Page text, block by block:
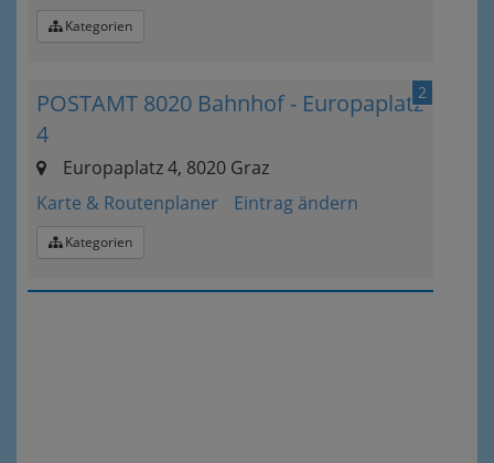
Kategorien
2
POSTAMT 8020 Bahnhof - Europaplatz
4
Europaplatz 4, 8020 Graz
Karte & Routenplaner
Eintrag ändern
Kategorien